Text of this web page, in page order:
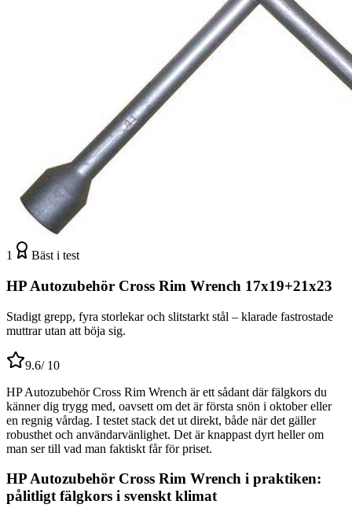
1 Bäst i test
HP Autozubehör Cross Rim Wrench 17x19+21x23
Stadigt grepp, fyra storlekar och slitstarkt stål – klarade fastrostade
muttrar utan att böja sig.
9.6/ 10
HP Autozubehör Cross Rim Wrench är ett sådant där fälgkors du
känner dig trygg med, oavsett om det är första snön i oktober eller
en regnig vårdag. I testet stack det ut direkt, både när det gäller
robusthet och användarvänlighet. Det är knappast dyrt heller om
man ser till vad man faktiskt får för priset.
HP Autozubehör Cross Rim Wrench i praktiken:
pålitligt fälgkors i svenskt klimat